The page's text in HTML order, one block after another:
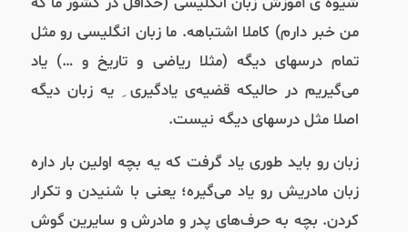
من خبر دارم) کاملا اشتباهه. ما زبان انگلیسی رو مثل
تمام درسهای دیگه (مثلا ریاضی و تاریخ و …) یاد
می‌گیریم در حالیکه قضیه‌ی یادگیری ِ یه زبان دیگه
اصلا مثل درسهای دیگه نیست.
زبان رو باید طوری یاد گرفت که یه بچه اولین بار داره
زبان مادریش رو یاد می‌گیره؛ یعنی با شنیدن و تکرار
کردن. بچه به حرف‌های پدر و مادرش و سایرین گوش